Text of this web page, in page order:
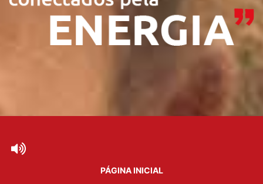
PÁGINA INICIAL